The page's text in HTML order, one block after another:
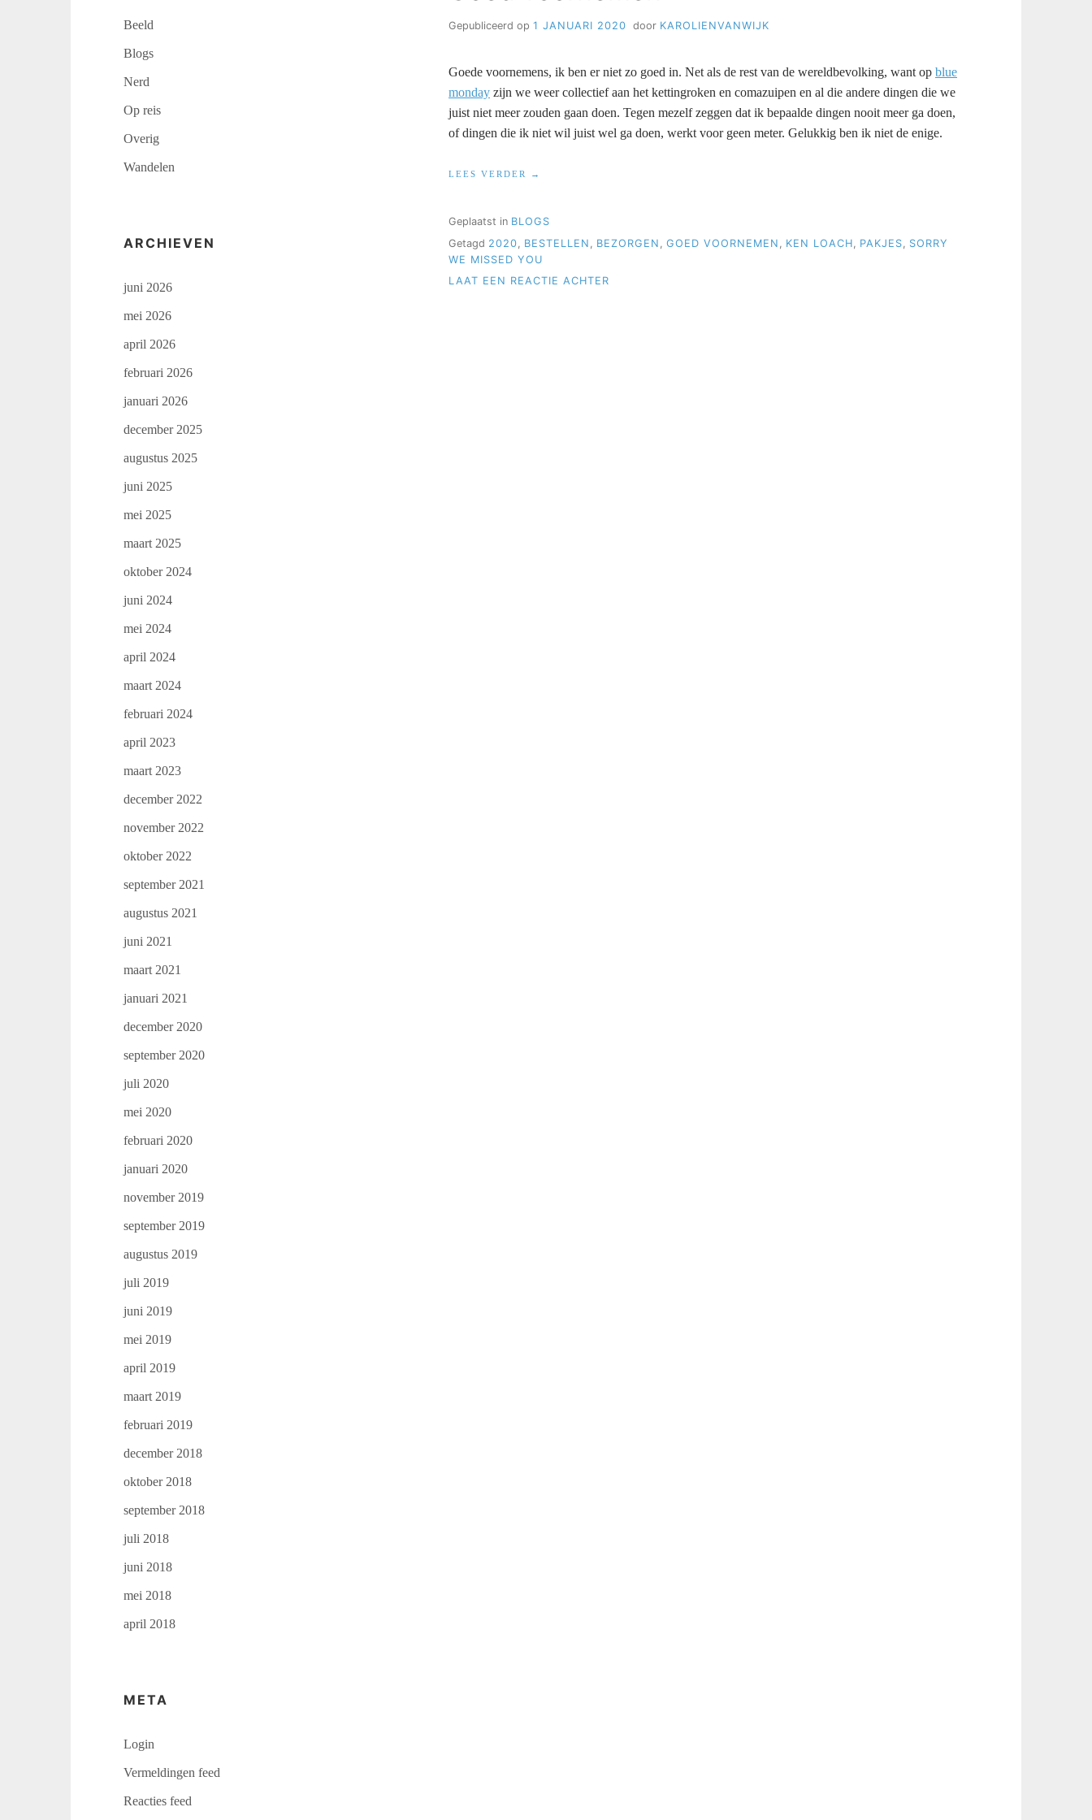
Gepubliceerd op 1 JANUARI 2020 door KAROLIENVANWIJK
Goede voornemens, ik ben er niet zo goed in. Net als de rest van de wereldbevolking, want op blue
monday zijn we weer collectief aan het kettingroken en comazuipen en al die andere dingen die we
juist niet meer zouden gaan doen. Tegen mezelf zeggen dat ik bepaalde dingen nooit meer ga doen,
of dingen die ik niet wil juist wel ga doen, werkt voor geen meter. Gelukkig ben ik niet de enige.
LEES VERDER
“GOED
Geplaatst in BLOGS
Getagd 2020 BESTELLEN BEZORGEN GOED VOORNEMEN KEN LOACH PAKJES
SORRY
WE MISSED YOU
LAAT EEN REACTIE ACHTER
Beeld
Blogs
Nerd
Op reis
Overig
Wandelen
ARCHIEVEN
juni 2026
mei 2026
april 2026
februari 2026
januari 2026
december 2025
augustus 2025
juni 2025
mei 2025
maart 2025
oktober 2024
juni 2024
mei 2024
april 2024
maart 2024
februari 2024
april 2023
maart 2023
december 2022
november 2022
oktober 2022
september 2021
augustus 2021
juni 2021
maart 2021
januari 2021
december 2020
september 2020
juli 2020
mei 2020
februari 2020
januari 2020
november 2019
september 2019
augustus 2019
juli 2019
juni 2019
mei 2019
april 2019
maart 2019
februari 2019
december 2018
oktober 2018
september 2018
juli 2018
juni 2018
mei 2018
april 2018
META
Login
Vermeldingen feed
Reacties feed